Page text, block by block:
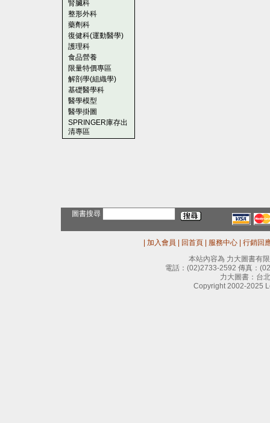
腎臟科
整形外科
藥劑科
復健科(運動醫學)
護理科
食品營養
限量特價專區
解剖學(組織學)
基礎醫學科
醫學模型
醫學掛圖
SPRINGER庫存出
清專區
圖書搜尋
加入會員 回首頁 服務中心
行銷回
本站內容為 力大圖書有
電話： (02)2733-2592 傳真：
力大圖書：台
Copyright 2002-2025